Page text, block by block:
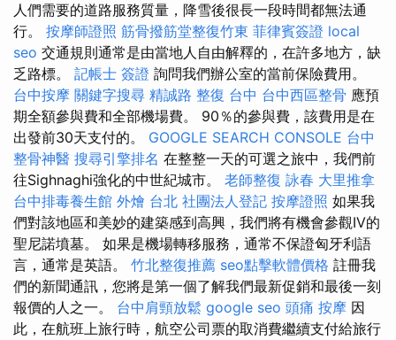
人們需要的道路服務質量，降雪後很長一段時間都無法通
行。 按摩師證照 筋骨撥筋堂整復竹東 菲律賓簽證 local
seo 交通規則通常是由當地人自由解釋的，在許多地方，缺
乏路標。 記帳士 簽證 詢問我們辦公室的當前保險費用。
台中按摩 關鍵字搜尋 精誠路 整復 台中 台中西區整骨 應預
期全額參與費和全部機場費。 90％的參與費，該費用是在
出發前30天支付的。 GOOGLE SEARCH CONSOLE 台中
整骨神醫 搜尋引擎排名 在整整一天的可選之旅中，我們前
往Sighnaghi強化的中世紀城市。 老師整復 詠春 大里推拿
台中排毒養生館 外燴 台北 社團法人登記 按摩證照 如果我
們對該地區和美妙的建築感到高興，我們將有機會參觀IV的
聖尼諾墳墓。 如果是機場轉移服務，通常不保證匈牙利語
言，通常是英語。 竹北整復推薦 seo點擊軟體價格 註冊我
們的新聞通訊，您將是第一個了解我們最新促銷和最後一刻
報價的人之一。 台中肩頸放鬆 google seo 頭痛 按摩 因
此，在航班上旅行時，航空公司票的取消費繼續支付給旅行